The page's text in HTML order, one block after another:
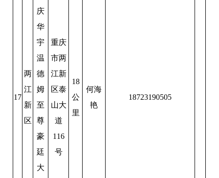
17
两
江
新
区
庆
华
宇
温
德
姆
至
尊
豪
廷
大
重庆
市两
江新
区泰
山大
道
116
号
18
公
里
何海
艳
18723190505